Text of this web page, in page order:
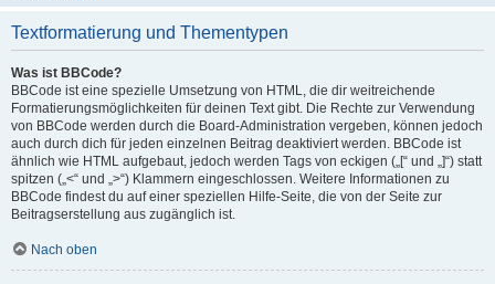
Textformatierung und Thementypen
Was ist BBCode?
BBCode ist eine spezielle Umsetzung von HTML, die dir weitreichende
Formatierungsmöglichkeiten für deinen Text gibt. Die Rechte zur Verwendung
von BBCode werden durch die Board-Administration vergeben, können jedoch
auch durch dich für jeden einzelnen Beitrag deaktiviert werden. BBCode ist
ähnlich wie HTML aufgebaut, jedoch werden Tags von eckigen („[“ und „]“) statt
spitzen („<“ und „>“) Klammern eingeschlossen. Weitere Informationen zu
BBCode findest du auf einer speziellen Hilfe-Seite, die von der Seite zur
Beitragserstellung aus zugänglich ist.
Nach oben